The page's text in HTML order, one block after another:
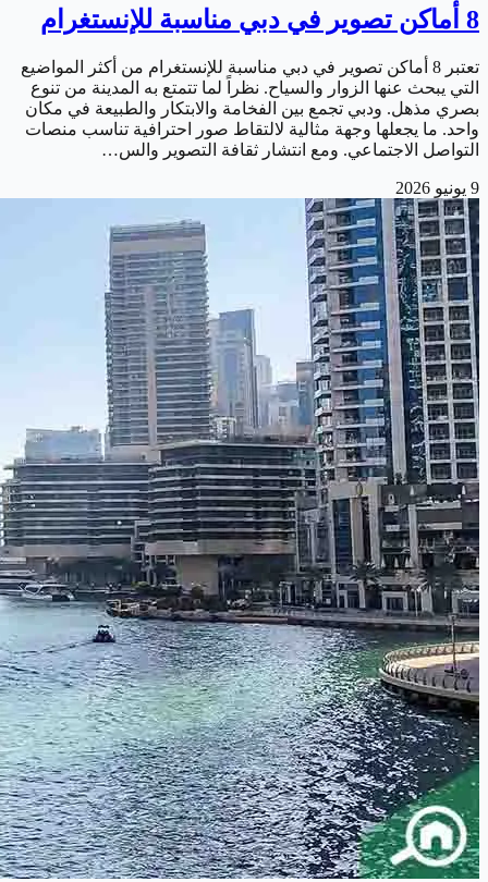
8 أماكن تصوير في دبي مناسبة للإنستغرام
تعتبر 8 أماكن تصوير في دبي مناسبة للإنستغرام من أكثر المواضيع
التي يبحث عنها الزوار والسياح. نظراً لما تتمتع به المدينة من تنوع
بصري مذهل. ودبي تجمع بين الفخامة والابتكار والطبيعة في مكان
واحد. ما يجعلها وجهة مثالية لالتقاط صور احترافية تناسب منصات
التواصل الاجتماعي. ومع انتشار ثقافة التصوير والس…
9 يونيو 2026